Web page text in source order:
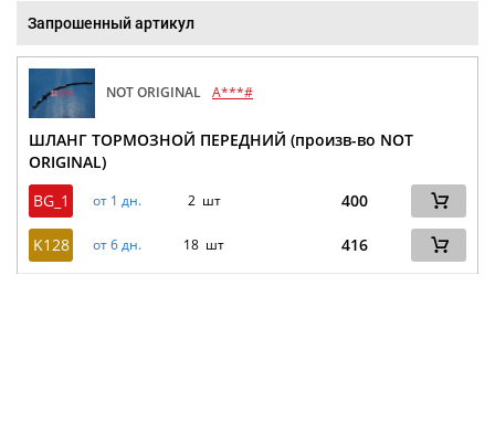
Запрошенный артикул
NOT ORIGINAL A***#
ШЛАНГ ТОРМОЗНОЙ ПЕРЕДНИЙ (произв-во NOT
ORIGINAL)
BG_1
от 1 дн. 2 шт 400
K128 от 6 дн. 18 шт 416